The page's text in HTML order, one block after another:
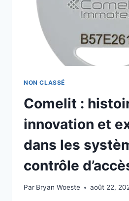
NON CLASSÉ
Comelit :
innovation et
dans les
contrôle
Par Bryan Woeste août 22,